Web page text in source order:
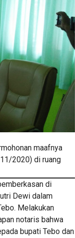
maafnya
2020) di ruang
di
Dewi dalam
Melakukan
notaris bahwa
bupati Tebo dan